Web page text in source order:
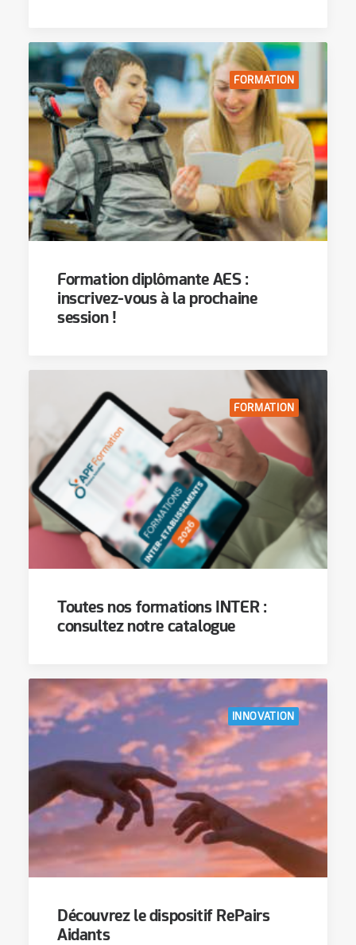
FORMATION
Formation diplômante AES :
inscrivez-vous à la prochaine
session !
FORMATION
Toutes nos formations INTER :
consultez notre catalogue
INNOVATION
Découvrez le dispositif RePairs
Aidants